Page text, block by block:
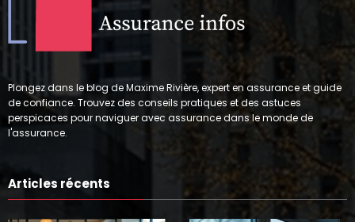
Plongez dans le blog de Maxime Rivière, expert en assurance et guide
de confiance. Trouvez des conseils pratiques et des astuces
perspicaces pour naviguer avec assurance dans le monde de
l'assurance.
Articles récents